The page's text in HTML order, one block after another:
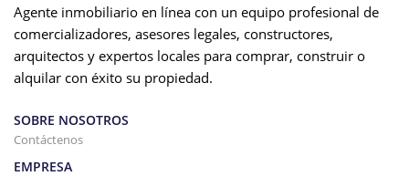
Agente inmobiliario en línea con un equipo profesional de
comercializadores, asesores legales, constructores,
arquitectos y expertos locales para comprar, construir o
alquilar con éxito su propiedad.
SOBRE NOSOTROS
Contáctenos
EMPRESA